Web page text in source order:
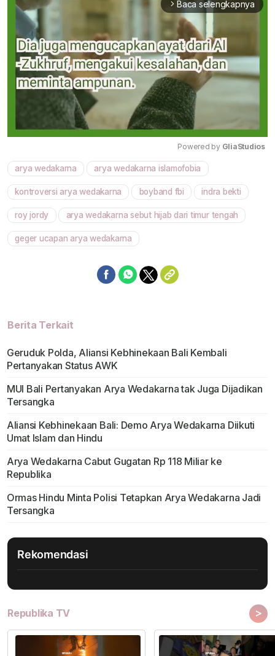
arrow_forward_ios Baca selengkapnya
Powered by GliaStudios
arya wedakarna arya wedakarna islamofobia
kontroversi arya wedakarna boyband fbi indra bekti
roy jordy arya wedakarna sebut hijab dari timur tengah
geger ucapan arya wedakarna
Berita Terkait
Geruduk Polda, Aliansi Kebhinekaan Bali Kembali
Pertanyakan Status AWK
MUI Bali Pertanyakan Arya Wedakarna tak Juga Dijadikan
Tersangka
Aliansi Kebhinekaan Bali: Demo Arya Wedakarna Diikuti
Umat Islam dan Hindu
Arya Wedakarna Cabut Gugatan Rp 118 Miliar ke
Republika
Ormas Hindu Minta Polisi Tetapkan Arya Wedakarna Jadi
Tersangka
Rekomendasi
Republika TV >